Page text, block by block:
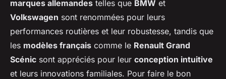
marques allemandes telles que BMW et
Volkswagen sont renommées pour leurs
performances routières et leur robustesse, tandis que
les modèles français comme le Renault Grand
Scénic sont appréciés pour leur conception intuitive
et leurs innovations familiales. Pour faire le bon